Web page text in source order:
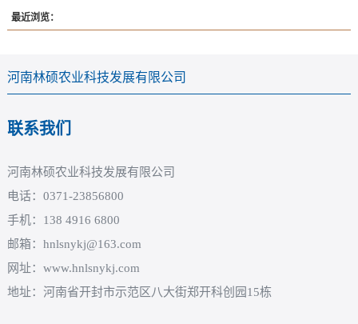
最近浏览：
河南林硕农业科技发展有限公司
联系我们
河南林硕农业科技发展有限公司
电话：0371-23856800
手机：138 4916 6800
邮箱：hnlsnykj@163.com
网址：www.hnlsnykj.com
地址：河南省开封市示范区八大街郑开科创园15栋